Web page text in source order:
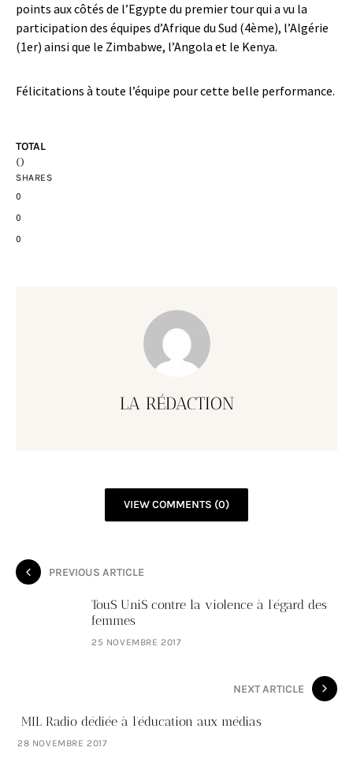
points aux côtés de l’Egypte du premier tour qui a vu la
participation des équipes d’Afrique du Sud (4ème), l’Algérie
(1er) ainsi que le Zimbabwe, l’Angola et le Kenya.
Félicitations à toute l’équipe pour cette belle performance.
TOTAL
0
SHARES
0
0
0
LA RÉDACTION
VIEW COMMENTS (0)
PREVIOUS ARTICLE
TouS UniS contre la violence à l’égard des
femmes
25 NOVEMBRE 2017
NEXT ARTICLE
MIL Radio dédiée à l’éducation aux médias
28 NOVEMBRE 2017